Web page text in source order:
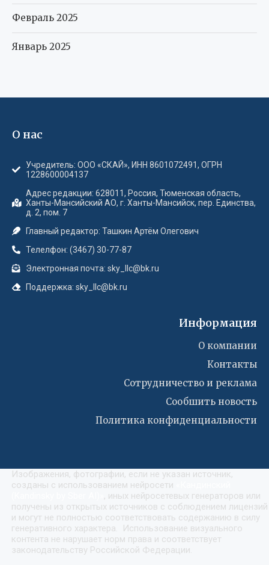
Февраль 2025
Январь 2025
О нас
Учредитель: ООО «СКАЙ», ИНН 8601072491, ОГРН
1228600004137
Адрес редакции: 628011, Россия, Тюменская область,
Ханты-Мансийский АО, г. Ханты-Мансийск, пер. Единства,
д. 2, пом. 7
Главный редактор: Ташкин Артём Олегович
Телелфон: (3467) 30-77-87
Электронная почта: sky_llc@bk.ru
Поддержка: sky_llc@bk.ru
Информация
О компании
Контакты
Сотрудничество и реклама
Сообшить новость
Политика конфиденциальности
Изображения, фотографии, если не указан источник,
созданы с использованием нейросети
, иных нейросетевых генераторов или
получены из открытых источников с соблюдением лицензий
и могут не полностью соответствовать содержанию в силу
генеративного характера. Использование визуального
контента не нарушает норм права и соответствует
законодательству Российской Федерации.